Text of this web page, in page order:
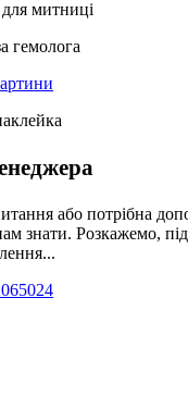
митниці
гемолога
або потрібна
знати. Розкажемо,